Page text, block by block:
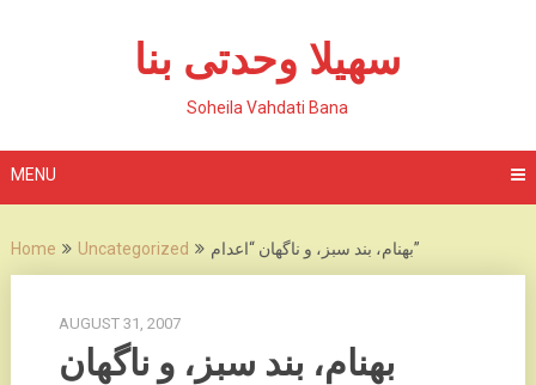
سهیلا وحدتی بنا
Soheila Vahdati Bana
MENU
Home Uncategorized بهنام، بند سبز، و ناگهان “اعدام”
AUGUST 31, 2007
بهنام، بند سبز، و ناگهان